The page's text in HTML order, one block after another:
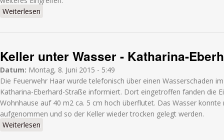
Weiterlesen
Keller unter Wasser - Katharina-
Datum: Montag, 8. Juni 2015 - 5:49
Die Feuerwehr Haar wurde telefonisch über einen Wasserschaden
Katharina-Eberhard-Straße informiert. Dort eingetroffen fanden die
Wohnhause auf 40 m2 ca. 5 cm hoch überflutet. Das Wasser konnte
aufgenommen und so der Keller wieder trocken gelegt werden.
Weiterlesen